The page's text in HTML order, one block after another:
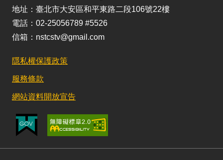
地址：臺北市大安區和平東路二段106號22樓
電話：02-25056789 #5526
信箱：nstcstv@gmail.com
隱私權保護政策
服務條款
網站資料開放宣告